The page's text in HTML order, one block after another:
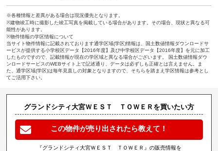
※各種情報と差異がある場合は現況優先となります。
※建物竣工時に撮影した竣工写真を掲載している場合があります。その場合、現状と異なる可
能性があります。
※物件情報の学区情報について
当サイト物件情報に記載されております通学区域(学区)情報は、国土数値情報ダウンロードサ
ービスが提供する小学校区データ【2016年度】及び中学校区データ【2016年度】を元に加工
したものですので、記載情報が現在の学区域と異なる場合がございます。 国土数値情報ダウ
ンロードサービスのWEBサイト上で記述通り、データは必ずしも正確とは言えません。ま
た、通学区域(学区)は毎年見直しの対象となりますので、そちらを踏まえ学区情報は参考とし
てご活用下さい。
グランドシティ大宮ＷＥＳＴ ＴＯＷＥＲを買いたい方
この物件が売り出されたら教えて！
『グランドシティ大宮ＷＥＳＴ ＴＯＷＥＲ』の販売情報を